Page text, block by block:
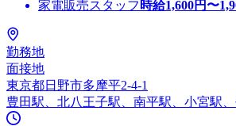
家電販売スタッフ 時給1,600円〜
勤務地
面接地
東京都日野市多摩平2-4-1
豊田駅、北八王子駅、南平駅、小宮駅